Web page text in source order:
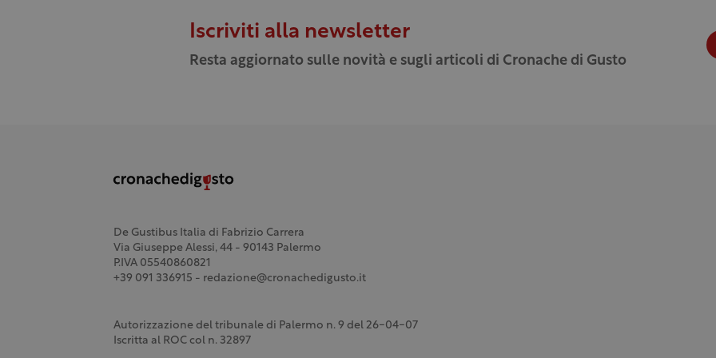
Iscriviti alla newsletter
Resta aggiornato sulle novità e sugli articoli di Cronache di Gusto
De Gustibus Italia di Fabrizio Carrera
Via Giuseppe Alessi, 44 - 90143 Palermo
P.IVA 05540860821
+39 091 336915 - redazione@cronachedigusto.it
Autorizzazione del tribunale di Palermo n. 9 del 26-04-07
Iscritta al ROC col n. 32897